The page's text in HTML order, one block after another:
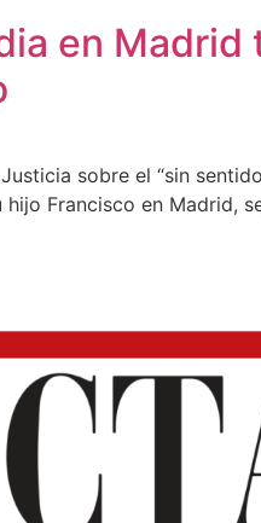
en
sobre el “sin
Francisco en Madrid,